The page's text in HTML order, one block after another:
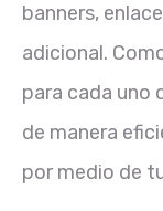
banners,
adicional.
para cada uno
de manera
por medio de